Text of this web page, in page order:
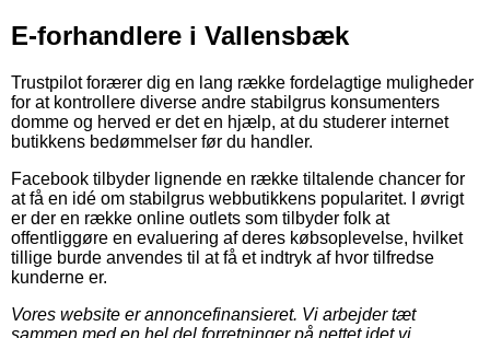
E-forhandlere i Vallensbæk
Trustpilot forærer dig en lang række fordelagtige muligheder
for at kontrollere diverse andre stabilgrus konsumenters
domme og herved er det en hjælp, at du studerer internet
butikkens bedømmelser før du handler.
Facebook tilbyder lignende en række tiltalende chancer for
at få en idé om stabilgrus webbutikkens popularitet. I øvrigt
er der en række online outlets som tilbyder folk at
offentliggøre en evaluering af deres købsoplevelse, hvilket
tillige burde anvendes til at få et indtryk af hvor tilfredse
kunderne er.
Vores website er annoncefinansieret. Vi arbejder tæt